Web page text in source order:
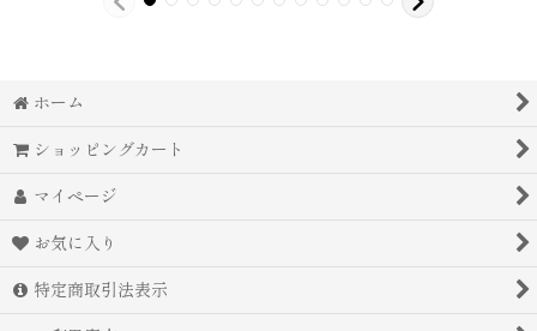
ホーム
ショッピングカート
マイページ
お気に入り
特定商取引法表示